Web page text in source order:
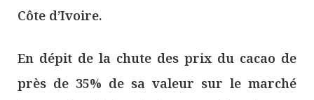
Côte d’Ivoire.
En dépit de la chute des prix du cacao de
près de 35% de sa valeur sur le marché